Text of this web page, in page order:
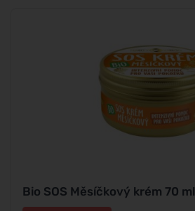
Bio SOS Měsíčkový krém 70 ml